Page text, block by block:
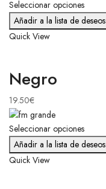
Seleccionar opciones
Añadir a la lista de deseos
Quick View
Negro
19.50€
Seleccionar opciones
Añadir a la lista de deseos
Quick View